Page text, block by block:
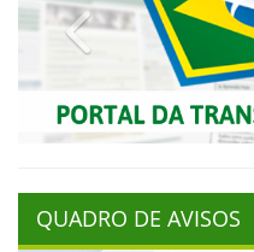
Previous
QUADRO DE AVISOS